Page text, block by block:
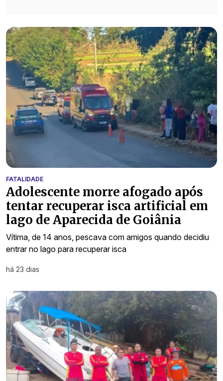
FATALIDADE
Adolescente morre afogado após
tentar recuperar isca artificial em
lago de Aparecida de Goiânia
Vítima, de 14 anos, pescava com amigos quando decidiu
entrar no lago para recuperar isca
há 23 dias